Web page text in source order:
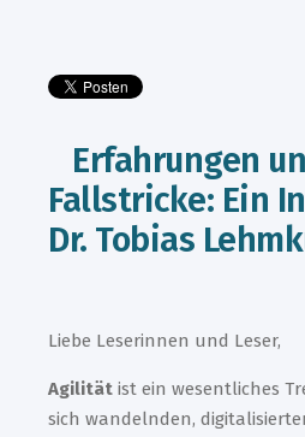
Erfahrungen
Fallstricke: Ein
Dr. Tobias
Liebe Leserinnen und Leser,
Agilität ist ein wesentliches
sich wandelnden,